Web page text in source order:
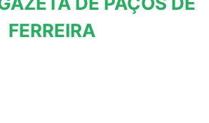
FERREIRA